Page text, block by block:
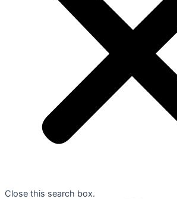
Close this search box.